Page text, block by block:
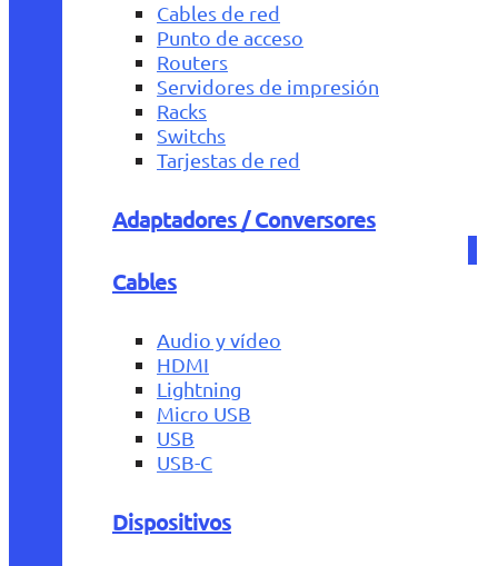
Cables de red
Punto de acceso
Routers
Servidores de impresión
Racks
Switchs
Tarjestas de red
Adaptadores / Conversores
Cables
Audio y vídeo
HDMI
Lightning
Micro USB
USB
USB-C
Dispositivos